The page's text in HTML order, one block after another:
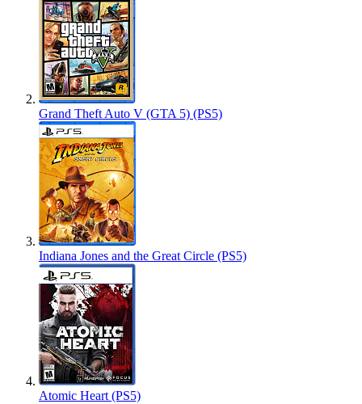
Grand Theft Auto V (GTA 5) (PS5)
Indiana Jones and the Great Circle (PS5)
Atomic Heart (PS5)